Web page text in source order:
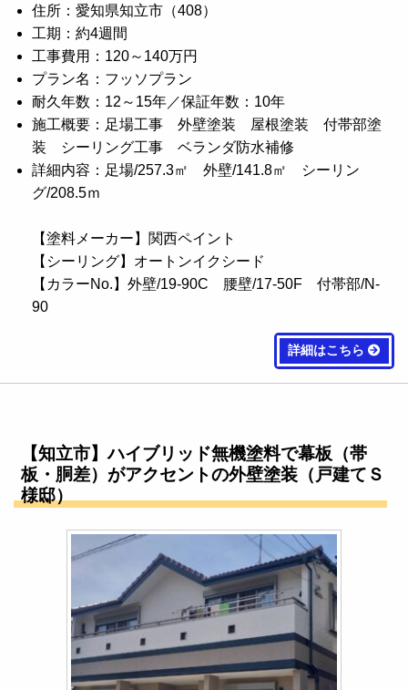
住所：愛知県知立市（408）
工期：約4週間
工事費用：120～140万円
プラン名：フッソプラン
耐久年数：12～15年／保証年数：10年
施工概要：足場工事 外壁塗装 屋根塗装 付帯部塗
装 シーリング工事 ベランダ防水補修
詳細内容：足場/257.3㎡ 外壁/141.8㎡ シーリン
グ/208.5ｍ
【塗料メーカー】関西ペイント
【シーリング】オートンイクシード
【カラーNo.】外壁/19-90C 腰壁/17-50F 付帯部/N-
90
詳細はこちら
【知立市】ハイブリッド無機塗料で幕板（帯
板・胴差）がアクセントの外壁塗装（戸建てＳ
様邸）